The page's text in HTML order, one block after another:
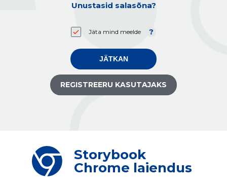
Unustasid salasõna?
Jäta mind meelde
JÄTKAN
REGISTREERU KASUTAJAKS
Storybook
Chrome laiendus